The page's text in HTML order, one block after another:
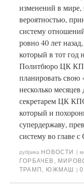
изменений в мире,
вероятностью,
систему
ровно 40 лет
который в тот год
Политбюро ЦК
планировать свою
несколько
секретарем ЦК
который и
супердержаву,
систему во главе
рубрика НОВОСТИ |
ГОРБАЧЕВ ,
ТРАМП , ЮЖМАШ |